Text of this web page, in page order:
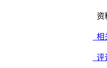
资
相
评